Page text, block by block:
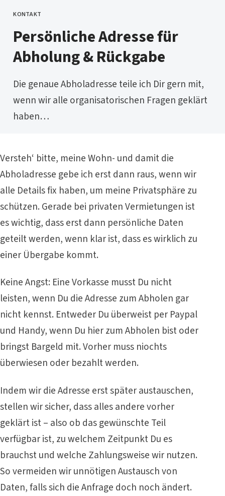
CATEGORY
KONTAKT
Persönliche Adresse für
Abholung & Rückgabe
Die genaue Abholadresse teile ich Dir gern mit,
wenn wir alle organisatorischen Fragen geklärt
haben…
Versteh‘ bitte, meine Wohn- und damit die
Abholadresse gebe ich erst dann raus, wenn wir
alle Details fix haben, um meine Privatsphäre zu
schützen. Gerade bei privaten Vermietungen ist
es wichtig, dass erst dann persönliche Daten
geteilt werden, wenn klar ist, dass es wirklich zu
einer Übergabe kommt.
Keine Angst: Eine Vorkasse musst Du nicht
leisten, wenn Du die Adresse zum Abholen gar
nicht kennst. Entweder Du überweist per Paypal
und Handy, wenn Du hier zum Abholen bist oder
bringst Bargeld mit. Vorher muss niochts
überwiesen oder bezahlt werden.
Indem wir die Adresse erst später austauschen,
stellen wir sicher, dass alles andere vorher
geklärt ist – also ob das gewünschte Teil
verfügbar ist, zu welchem Zeitpunkt Du es
brauchst und welche Zahlungsweise wir nutzen.
So vermeiden wir unnötigen Austausch von
Daten, falls sich die Anfrage doch noch ändert.